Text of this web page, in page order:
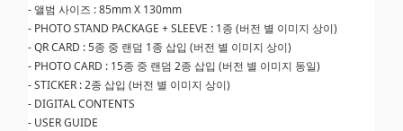
- 앨범 사이즈 : 85mm X 130mm
- PHOTO STAND PACKAGE + SLEEVE : 1종 (버전 별 이미지 상이)
- QR CARD : 5종 중 랜덤 1종 삽입 (버전 별 이미지 상이)
- PHOTO CARD : 15종 중 랜덤 2종 삽입 (버전 별 이미지 동일)
- STICKER : 2종 삽입 (버전 별 이미지 상이)
- DIGITAL CONTENTS
- USER GUIDE